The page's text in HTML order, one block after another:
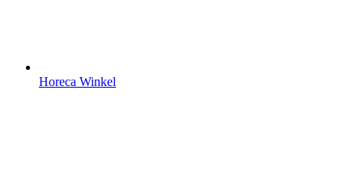
Horeca Winkel